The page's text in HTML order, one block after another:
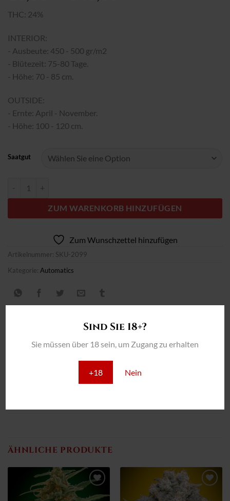
Sind Sie 18+?
Sie müssen über 18 sein, um Zugang zu erhalten
+18 Nein
THC: 24%
INTERIOR:
- Ausbeute: 450 - 500 gr/m2
- Blütezeit: 75-80 Tage.
- Höhe: 70 - 85 cm.
OUTSIDE:
- Ernte: April - November.
- Höhe: 100 - 120 cm.
Saatgut
ZUM WARENKORB HINZUFÜGEN
Zum Wunschzettel hinzufügen
Artikelnummer: SKU-2099
Kategorie: Automatics
ZUSÄTZLICHE INFORMATION
ÄHNLICHE PRODUKTE
Zum